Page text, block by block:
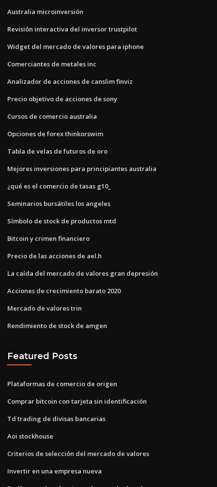
Australia microinversión
Revisión interactiva del inversor trustpilot
Widget del mercado de valores para iphone
Comerciantes de metales inc
Analizador de acciones de canslim finviz
Precio objetivo de acciones de sony
Cursos de comercio australia
Opciones de forex thinkorswim
Tabla de velas de futuros de oro
Mejores inversiones para principiantes australia
¿qué es el comercio de tasas g10_
Seminarios bursátiles los angeles
Símbolo de stock de productos mtd
Bitcoin y crimen financiero
Precio de las acciones de ael.h
La caída del mercado de valores gran depresión
Acciones de crecimiento barato 2020
Mercado de valores trin
Rendimiento de stock de amgen
Featured Posts
Plataformas de comercio de origen
Comprar bitcoin con tarjeta sin identificación
Td trading de divisas bancarias
Aoi stockhouse
Criterios de selección del mercado de valores
Invertir en una empresa nueva